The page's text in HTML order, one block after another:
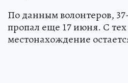
По данным волонтеров,
пропал еще 17 июня. С тех
местонахождение